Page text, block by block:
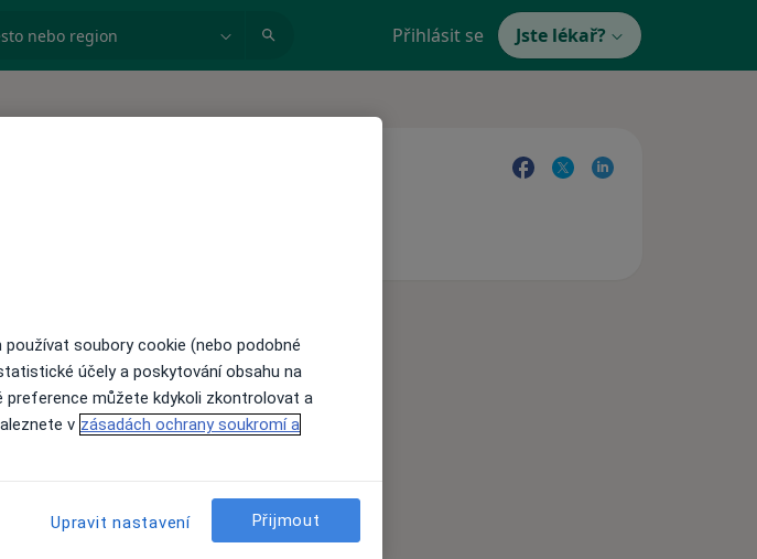
nebo region Přihlásit se Jste lékař?
soubory cookie (nebo podobné
účely a poskytování obsahu na
preference můžete kdykoli zkontrolovat a
v zásadách ochrany soukromí a
Upravit nastavení Přijmout